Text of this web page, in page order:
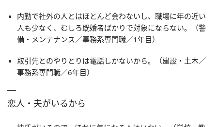
内勤で社外の人とはほとんど会わないし、職場に年の近い
人も少なく、むしろ既婚者ばかりで対象にならない。（警
備・メンテナンス／事務系専門職／1年目）
取引先とのやりとりは電話しかないから。（建設・土木／
事務系専門職／6年目）
恋人・夫がいるから